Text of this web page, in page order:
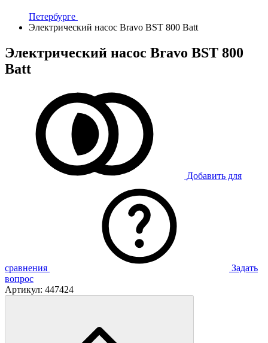
Петербурге
Электрический насос Bravo BST 800 Batt
Электрический насос Bravo BST 800
Batt
Добавить для
сравнения
Задать
вопрос
Артикул: 447424